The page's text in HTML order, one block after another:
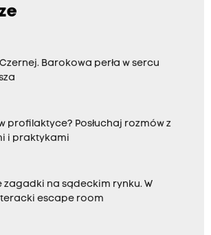
Barokowa perła w sercu
profilaktyce? Posłuchaj rozmów z
i praktykami
zagadki na sądeckim rynku. W
escape room